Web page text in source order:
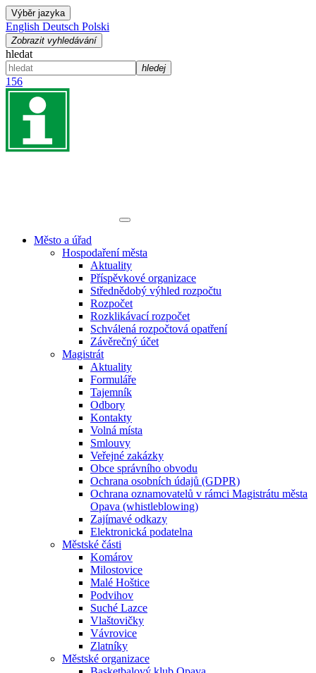
Výběr jazyka
English Deutsch Polski
Zobrazit vyhledávání
hledat
hledej
156
Město a úřad
Hospodaření města
Aktuality
Příspěvkové organizace
Střednědobý výhled rozpočtu
Rozpočet
Rozklikávací rozpočet
Schválená rozpočtová opatření
Závěrečný účet
Magistrát
Aktuality
Formuláře
Tajemník
Odbory
Kontakty
Volná místa
Smlouvy
Veřejné zakázky
Obce správního obvodu
Ochrana osobních údajů (GDPR)
Ochrana oznamovatelů v rámci Magistrátu města
Opava (whistleblowing)
Zajímavé odkazy
Elektronická podatelna
Městské části
Komárov
Milostovice
Malé Hoštice
Podvihov
Suché Lazce
Vlaštovičky
Vávrovice
Zlatníky
Městské organizace